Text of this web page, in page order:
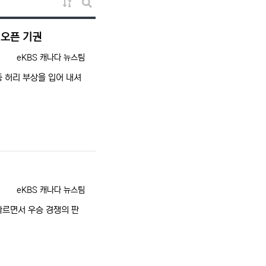
게시물 정렬
게시판 검색
픈 기권
등록자
eKBS 캐나다 뉴스팀
리 부상을 입어 내셔
등록자
eKBS 캐나다 뉴스팀
면서 우승 경쟁의 판